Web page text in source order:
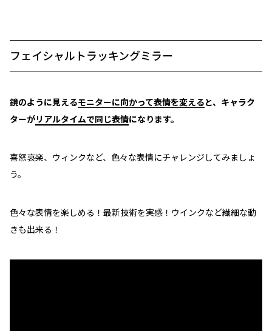
フェイシャルトラッキングミラー
鏡のように見えるモニターに向かって表情を変える​と、キャラク
ターがリアルタイムで同じ表情になります。
喜怒哀楽、ウィンクなど、色々な表情にチャレンジしてみましょ
う。
色々な表情を楽しめる！最新技術を実感！ウインクなど繊細な動
きも出来る！